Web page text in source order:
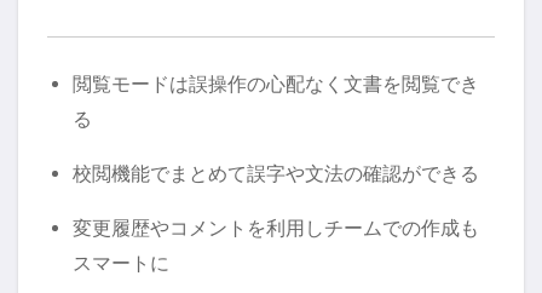
閲覧モードは誤操作の心配なく文書を閲覧でき
る
校閲機能でまとめて誤字や文法の確認ができる
変更履歴やコメントを利用しチームでの作成も
スマートに